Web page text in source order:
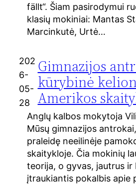
fällt“. Šiam pasirodymui
klasių mokiniai: Mantas
Marcinkutė, Urtė…
202
6-
05-
28
Gimnazijos
kūrybinė
Amerikos
Anglų kalbos mokytoja
Mūsų gimnazijos
praleidę neeilinėje
skaitykloje. Čia mokinių
teorija, o gyvas, jautrus ir
įtraukiantis pokalbis apie